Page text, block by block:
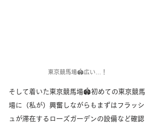
東京競馬場🏟️広い…！
そして着いた東京競馬場🏟️初めての東京競馬
場に（私が）興奮しながらもまずはフラッシ
ュが滞在するローズガーデンの設備など確認